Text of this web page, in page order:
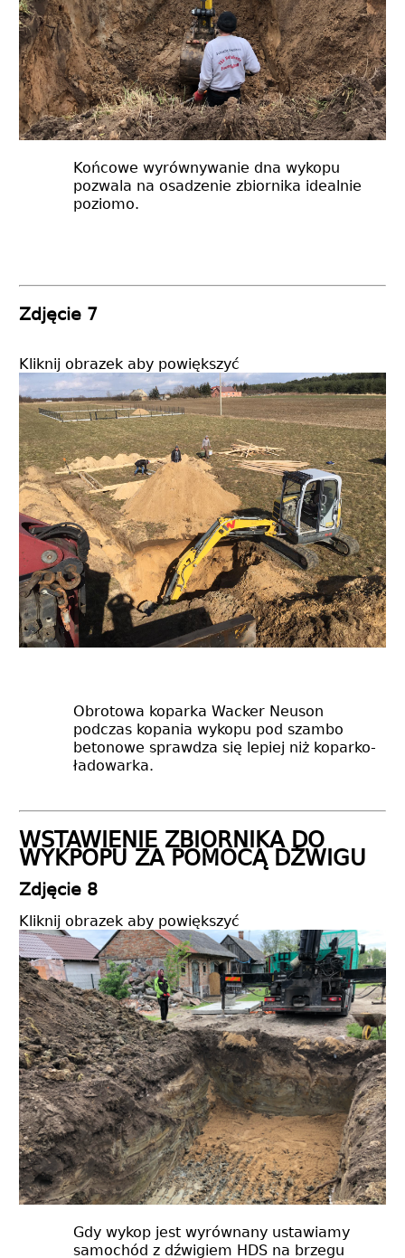
Końcowe wyrównywanie dna wykopu
pozwala na osadzenie zbiornika idealnie
poziomo.
Zdjęcie 7
Kliknij obrazek aby powiększyć
Obrotowa koparka Wacker Neuson
podczas kopania wykopu pod szambo
betonowe sprawdza się lepiej niż koparko-
ładowarka.
WSTAWIENIE ZBIORNIKA DO
WYKPOPU ZA POMOCĄ DŹWIGU
Zdjęcie 8
Kliknij obrazek aby powiększyć
Gdy wykop jest wyrównany ustawiamy
samochód z dźwigiem HDS na brzegu